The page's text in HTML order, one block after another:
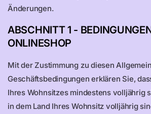
Änderungen.
ABSCHNITT 1 -
ONLINESHOP
Mit der Zustimmung zu diesen
Geschäftsbedingungen erklären Sie,
Ihres Wohnsitzes mindestens volljährig
in dem Land Ihres Wohnsitz volljährig